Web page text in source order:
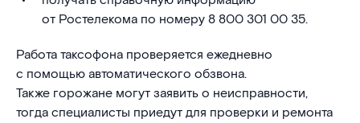
от Ростелекома по номеру 8 800 301 00 35.
Работа таксофона проверяется ежедневно
с помощью автоматического обзвона.
Также горожане могут заявить о неисправности,
тогда специалисты приедут для проверки и ремонта